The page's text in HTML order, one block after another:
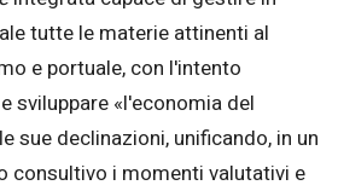
tutte le materie attinenti al
e portuale, con l'intento
sviluppare «l'economia del
sue declinazioni, unificando, in un
consultivo i momenti valutativi e